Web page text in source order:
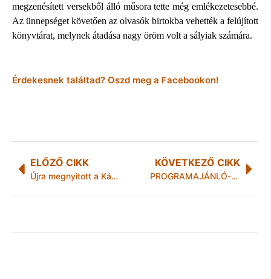
megzenésített versekből álló műsora tette még emlékezetesebbé.
Az ünnepséget követően az olvasók birtokba vehették a felújított
könyvtárat, melynek átadása nagy öröm volt a sályiak számára.
Érdekesnek találtad? Oszd meg a Facebookon!
ELŐZŐ CIKK
Újra megnyitott a Kádár Étkezde!
KÖVETKEZŐ CIKK
PROGRAMAJÁNLÓ-PÉCS